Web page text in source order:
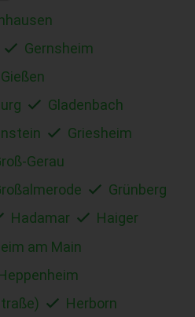
Gernsheim
Gießen
Gladenbach
Griesheim
Gerau
Grünberg
Hadamar
Haiger
am Main
Herborn